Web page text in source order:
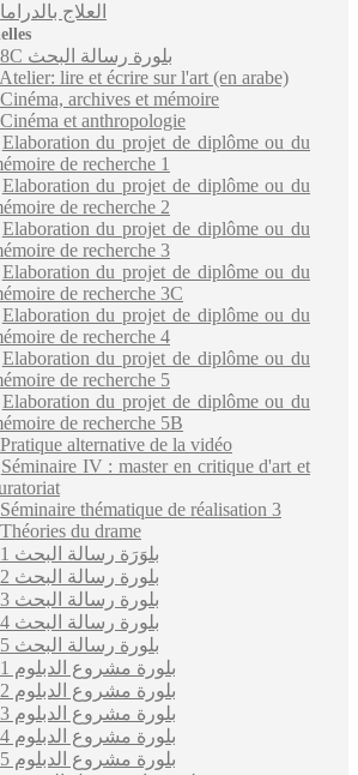
العلاج بالدراما
8C بلورة رسالة البحث
Atelier: lire et écrire sur l'art (en arabe)
Cinéma, archives et mémoire
Cinéma et anthropologie
Elaboration du projet de diplôme ou du
de recherche 1
Elaboration du projet de diplôme ou du
de recherche 2
Elaboration du projet de diplôme ou du
de recherche 3
Elaboration du projet de diplôme ou du
de recherche 3C
Elaboration du projet de diplôme ou du
de recherche 4
Elaboration du projet de diplôme ou du
de recherche 5
Elaboration du projet de diplôme ou du
de recherche 5B
Pratique alternative de la vidéo
Séminaire IV : master en critique d'art et
Séminaire thématique de réalisation 3
Théories du drame
بلوَرَة رسالة البحث 1
بلورة رسالة البحث 2
بلورة رسالة البحث 3
بلورة رسالة البحث 4
بلورة رسالة البحث 5
بلورة مشروع الدبلوم 1
بلورة مشروع الدبلوم 2
بلورة مشروع الدبلوم 3
بلورة مشروع الدبلوم 4
بلورة مشروع الدبلوم 5